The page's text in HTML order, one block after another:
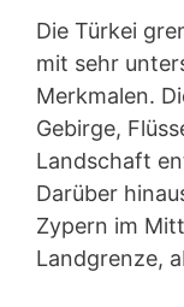
Die Türkei
mit sehr
Merkmalen.
Gebirge,
Landschaft
Darüber
Zypern im
Landgrenze,